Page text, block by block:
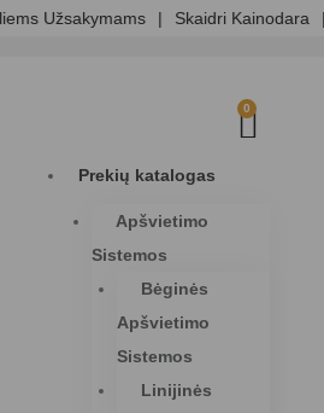
Užsakymams | Skaidri Kainodara |
0
Prekių katalogas
Apšvietimo
Sistemos
Bėginės
Apšvietimo
Sistemos
Linijinės